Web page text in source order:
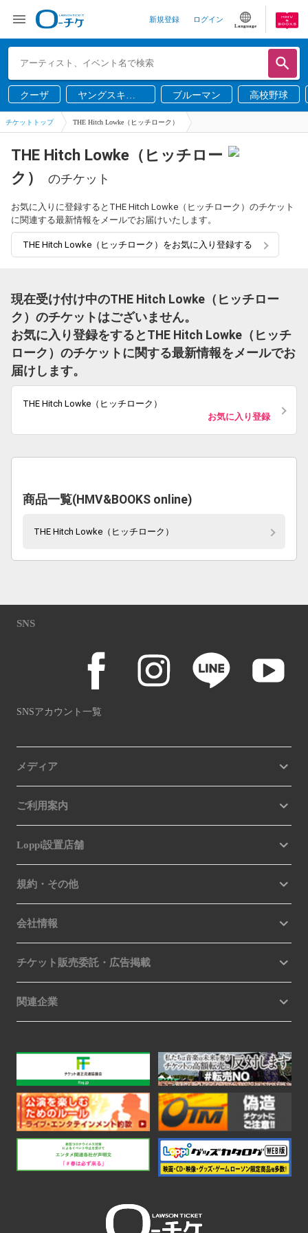
新規登録 ログイン
Language
クーザ
ヤングスキニ
ー
ブルーマン 高校野球
チケットトップ THE Hitch Lowke（ヒッチローク）
THE Hitch Lowke（ヒッチロー
ク）
のチケット
お気に入りに登録するとTHE Hitch Lowke（ヒッチローク）のチケット
に関連する最新情報をメールでお届けいたします。
THE Hitch Lowke（ヒッチローク）をお気に入り登録する
現在受け付け中のTHE Hitch Lowke（ヒッチロー
ク）のチケットはございません。
お気に入り登録をするとTHE Hitch Lowke（ヒッチ
ローク）のチケットに関する最新情報をメールでお
届けします。
THE Hitch Lowke（ヒッチローク）
お気に入り登録
商品一覧(HMV&BOOKS online)
THE Hitch Lowke（ヒッチローク）
SNS
SNSアカウント一覧
メディア
ご利用案内
Loppi設置店舗
規約・その他
会社情報
チケット販売委託・広告掲載
関連企業